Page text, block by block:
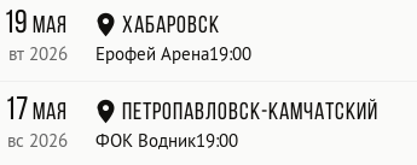
19мая
вт 2026
Хабаровск
Ерофей Арена19:00
17мая
вс 2026
Петропавловск-Камчатский
ФОК Водник19:00